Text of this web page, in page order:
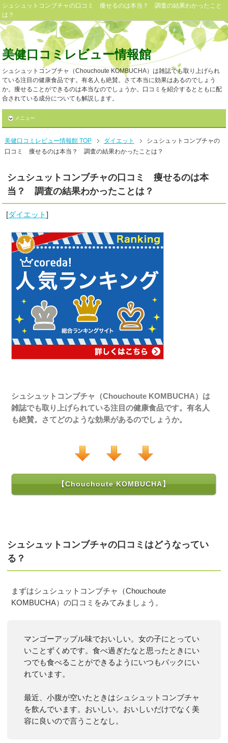
シュシュットコンブチャの口コミ 痩せるのは本当？ 調査の結果わかったこと
は？
美健口コミレビュー情報館
シュシュットコンブチャ（Chouchoute KOMBUCHA）は雑誌でも取り上げられ
ている注目の健康食品です。有名人も絶賛。さて本当に効果はあるのでしょう
か。痩せることができるのは本当なのでしょうか。口コミを紹介するとともに配
合されている成分についても解説します。
メニュー
美健口コミレビュー情報館 TOP ダイエット
シュシュットコンブチャの
口コミ 痩せるのは本当？ 調査の結果わかったことは？
シュシュットコンブチャの口コミ 痩せるのは本
当？ 調査の結果わかったことは？
[ダイエット]
シュシュットコンブチャ（Chouchoute KOMBUCHA）は
雑誌でも取り上げられている注目の健康食品です。有名人
も絶賛。さてどのような効果があるのでしょうか。
【Chouchoute KOMBUCHA】
シュシュットコンブチャの口コミはどうなってい
る？
まずはシュシュットコンブチャ（Chouchoute
KOMBUCHA）の口コミをみてみましょう。
マンゴーアップル味でおいしい。女の子にとってい
いことずくめです。食べ過ぎたなと思ったときにい
つでも食べることができるようにいつもバックにい
れています。
最近、小腹が空いたときはシュシュットコンブチャ
を飲んでいます。おいしい。おいしいだけでなく美
容に良いので言うことなし。